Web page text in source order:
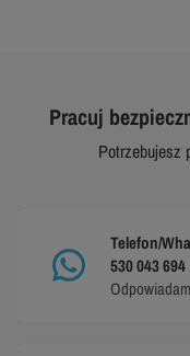
Pracuj
Potrzebujesz
Telefon/
530 043 694